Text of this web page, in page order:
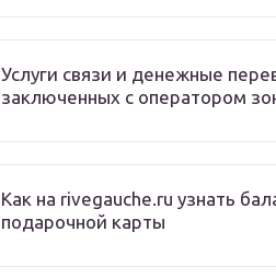
Услуги связи и денежные
заключенных с оператором
Как на rivegauche.ru узнать
подарочной карты